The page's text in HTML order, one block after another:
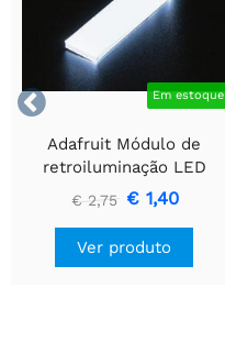
 Em estoque
Adafruit Módulo de
retroiluminação LED
branco - Pequeno 12 mm
x 40 mm
€ 2,75 € 1,40
Ver produto